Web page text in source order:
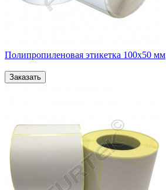
Полипропиленовая этикетка 100х50 мм